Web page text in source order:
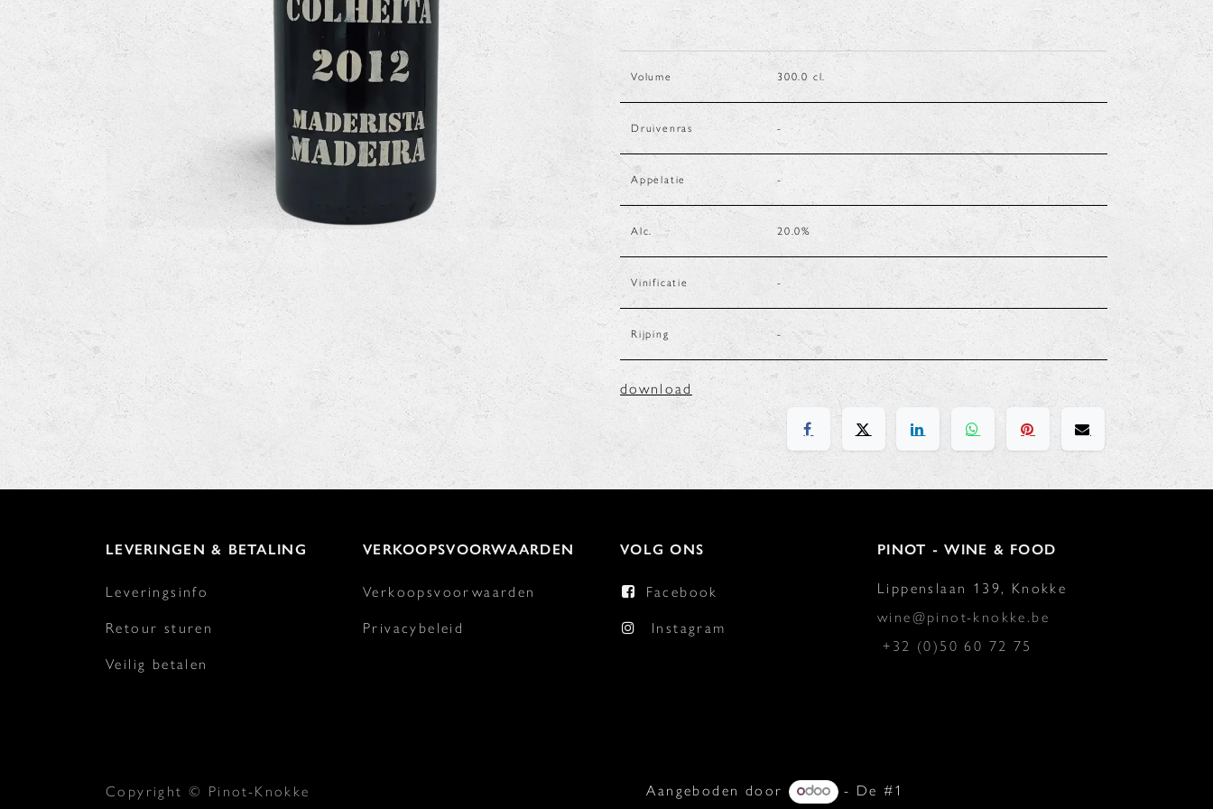
Volume 300.0 cl.
Druivenras -
Appelatie -
Alc. 20.0%
Vinificatie -
Rijping -
download
LEVERINGEN & BETALING
Leveringsinfo
Retour sturen
Veilig betalen
VERKOOPSVOORWAARDEN
Verkoopsvoorwaarden
Privacybeleid
VOLG ONS
Facebook
Instagram
PINOT - WINE & FOOD
Lippenslaan 139, Knokke
wine@pinot-knokke.be
+32 (0)50 60 72 75
Copyright © Pinot-Knokke Aangeboden door - De #1